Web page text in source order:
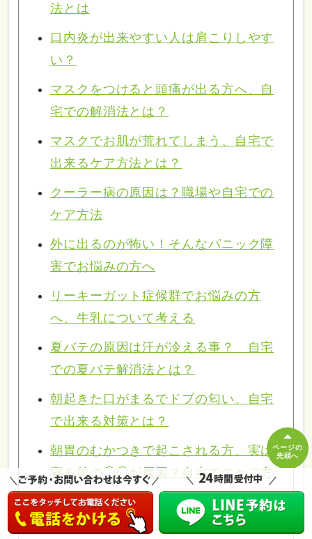
法とは
口内炎が出来やすい人は肩こりしやす
い？
マスクをつけると頭痛が出る方へ、自
宅での解消法とは？
マスクでお肌が荒れてしまう、自宅で
出来るケア方法とは？
クーラー病の原因は？職場や自宅での
ケア方法
外に出るのが怖い！そんなパニック障
害でお悩みの方へ
リーキーガット症候群でお悩みの方
へ、牛乳について考える
夏バテの原因は汗が冷える事？ 自宅
での夏バテ解消法とは？
朝起きた口がまるでドブの匂い、自宅
で出来る対策とは？
朝胃のむかつきで起こされる方、実は
寝る前の◯◯が原因？自宅でのケア方
法とは。
深呼吸で健康に？自宅で出来る３つの
ページの
先頭へ